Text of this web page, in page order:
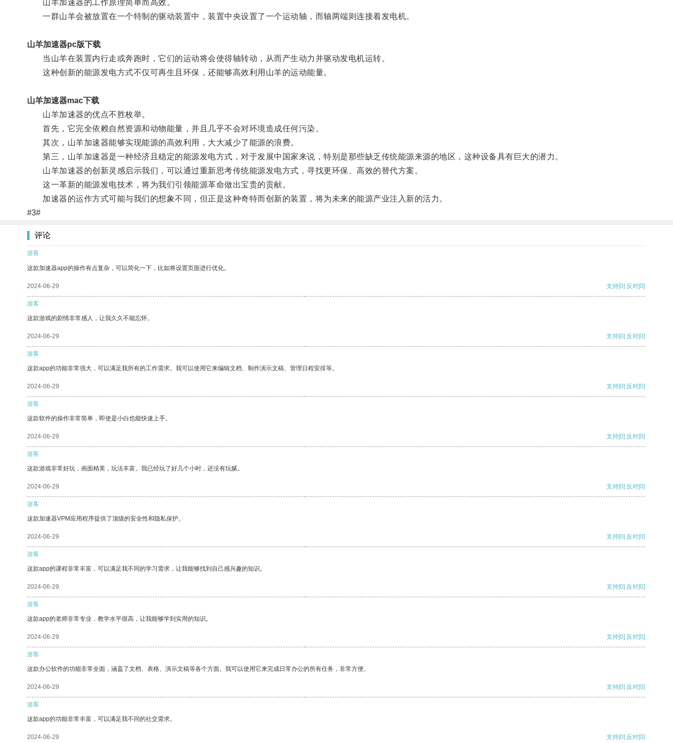
山羊加速器的工作原理简单而高效。
一群山羊会被放置在一个特制的驱动装置中，装置中央设置了一个运动轴，而轴两端则连接着发电机。
山羊加速器pc版下载
当山羊在装置内行走或奔跑时，它们的运动将会使得轴转动，从而产生动力并驱动发电机运转。
这种创新的能源发电方式不仅可再生且环保，还能够高效利用山羊的运动能量。
山羊加速器mac下载
山羊加速器的优点不胜枚举。
首先，它完全依赖自然资源和动物能量，并且几乎不会对环境造成任何污染。
其次，山羊加速器能够实现能源的高效利用，大大减少了能源的浪费。
第三，山羊加速器是一种经济且稳定的能源发电方式，对于发展中国家来说，特别是那些缺乏传统能源来源的地区，这种设备具有巨大的潜力。
山羊加速器的创新灵感启示我们，可以通过重新思考传统能源发电方式，寻找更环保、高效的替代方案。
这一革新的能源发电技术，将为我们引领能源革命做出宝贵的贡献。
加速器的运作方式可能与我们的想象不同，但正是这种奇特而创新的装置，将为未来的能源产业注入新的活力。
#3#
评论
游客
这款加速器app的操作有点复杂，可以简化一下，比如将设置页面进行优化。
2024-06-29 支持[0] 反对[0]
游客
这款游戏的剧情非常感人，让我久久不能忘怀。
2024-06-29 支持[0] 反对[0]
游客
这款app的功能非常强大，可以满足我所有的工作需求。我可以使用它来编辑文档、制作演示文稿、管理日程安排等。
2024-06-29 支持[0] 反对[0]
游客
这款软件的操作非常简单，即使是小白也能快速上手。
2024-06-29 支持[0] 反对[0]
游客
这款游戏非常好玩，画面精美，玩法丰富。我已经玩了好几个小时，还没有玩腻。
2024-06-29 支持[0] 反对[0]
游客
这款加速器VPM应用程序提供了顶级的安全性和隐私保护。
2024-06-29 支持[0] 反对[0]
游客
这款app的课程非常丰富，可以满足我不同的学习需求，让我能够找到自己感兴趣的知识。
2024-06-29 支持[0] 反对[0]
游客
这款app的老师非常专业，教学水平很高，让我能够学到实用的知识。
2024-06-29 支持[0] 反对[0]
游客
这款办公软件的功能非常全面，涵盖了文档、表格、演示文稿等各个方面。我可以使用它来完成日常办公的所有任务，非常方便。
2024-06-29 支持[0] 反对[0]
游客
这款app的功能非常丰富，可以满足我不同的社交需求。
2024-06-29 支持[0] 反对[0]